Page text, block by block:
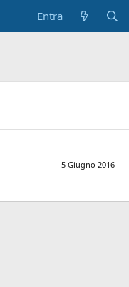
Entra
5 Giugno 2016